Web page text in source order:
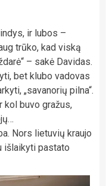
ir lubos –
trūko, kad viską
– sakė Davidas.
bet klubo vadovas
„savanorių pilna“.
kol buvo gražus,
Nors lietuvių kraujo
išlaikyti pastato